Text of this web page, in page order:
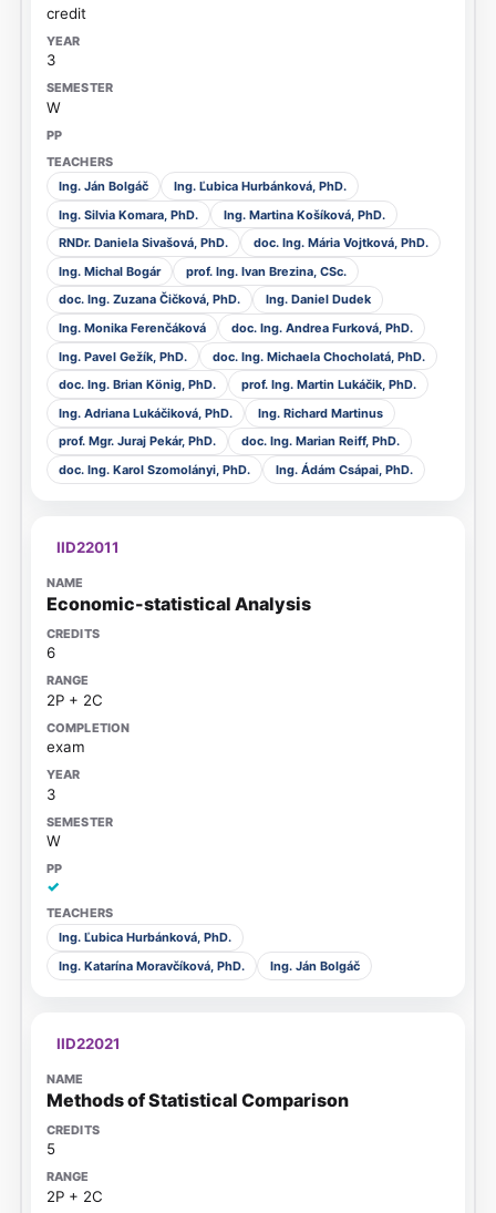
credit
3
W
Ing. Ján Bolgáč
Ing. Ľubica Hurbánková, PhD.
Ing. Silvia Komara, PhD.
Ing. Martina Košíková, PhD.
RNDr. Daniela Sivašová, PhD.
doc. Ing. Mária Vojtková, PhD.
Ing. Michal Bogár
prof. Ing. Ivan Brezina, CSc.
doc. Ing. Zuzana Čičková, PhD.
Ing. Daniel Dudek
Ing. Monika Ferenčáková
doc. Ing. Andrea Furková, PhD.
Ing. Pavel Gežík, PhD.
doc. Ing. Michaela Chocholatá, PhD.
doc. Ing. Brian König, PhD.
prof. Ing. Martin Lukáčik, PhD.
Ing. Adriana Lukáčiková, PhD.
Ing. Richard Martinus
prof. Mgr. Juraj Pekár, PhD.
doc. Ing. Marian Reiff, PhD.
doc. Ing. Karol Szomolányi, PhD.
Ing. Ádám Csápai, PhD.
IID22011
Economic-statistical Analysis
6
2P + 2C
exam
3
W
✓
Ing. Ľubica Hurbánková, PhD.
Ing. Katarína Moravčíková, PhD.
Ing. Ján Bolgáč
IID22021
Methods of Statistical Comparison
5
2P + 2C